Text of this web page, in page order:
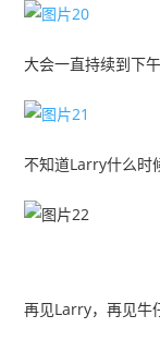
大会一直持续到下
不知道Larry什么时
再见Larry，再见牛